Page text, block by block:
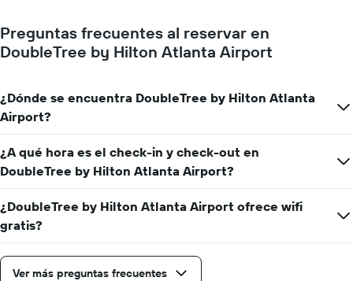
la
estadía
muestra
1
eje
que
indica
el
precio
promedio
de
una
habitación
Preguntas frecuentes al reservar en
DoubleTree by Hilton Atlanta Airport
¿Dónde se encuentra DoubleTree by Hilton Atlanta
Airport?
¿A qué hora es el check-in y check-out en
DoubleTree by Hilton Atlanta Airport?
¿DoubleTree by Hilton Atlanta Airport ofrece wifi
gratis?
Ver más preguntas frecuentes